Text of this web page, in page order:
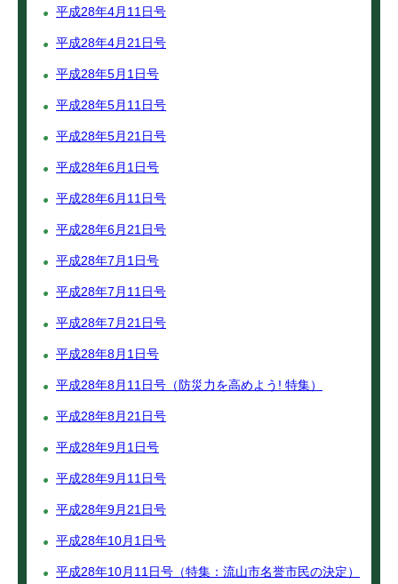
平成28年4月11日号
平成28年4月21日号
平成28年5月1日号
平成28年5月11日号
平成28年5月21日号
平成28年6月1日号
平成28年6月11日号
平成28年6月21日号
平成28年7月1日号
平成28年7月11日号
平成28年7月21日号
平成28年8月1日号
平成28年8月11日号（防災力を高めよう! 特集）
平成28年8月21日号
平成28年9月1日号
平成28年9月11日号
平成28年9月21日号
平成28年10月1日号
平成28年10月11日号（特集：流山市名誉市民の決定）